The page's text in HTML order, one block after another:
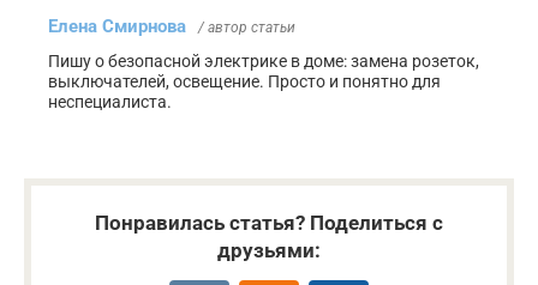
Елена Смирнова / автор статьи
Пишу о безопасной электрике в доме: замена розеток,
выключателей, освещение. Просто и понятно для
неспециалиста.
Понравилась статья? Поделиться с
друзьями: